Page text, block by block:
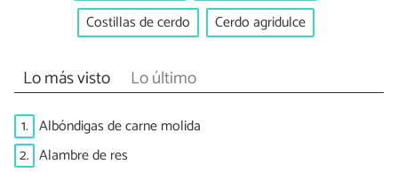
Costillas de cerdo
Cerdo agridulce
Lo más visto Lo último
1. Albóndigas de carne molida
2. Alambre de res